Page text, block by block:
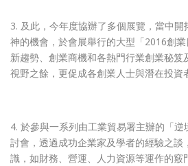
3. 及此，今年度協辦了多個展覽，當中
神的機會，於會展舉行的大型「2016創
新趨勢、創業商機和各熱門行業創業秘笈
視野之餘，更促成各創業人士與潛在投資
4. 於參與一系列由工業貿易署主辦的「
討會，透過成功企業家及學者的經驗之談
識，如財務、營運、人力資源等運作的竅